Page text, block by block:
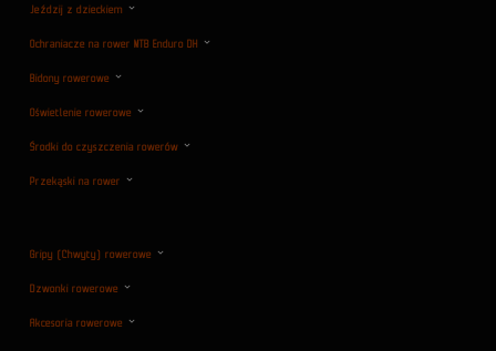
Jeździj z dzieckiem
Ochraniacze na rower MTB Enduro DH
Bidony rowerowe
Oświetlenie rowerowe
Środki do czyszczenia rowerów
Przekąski na rower
Gripy (Chwyty) rowerowe
Dzwonki rowerowe
Akcesoria rowerowe